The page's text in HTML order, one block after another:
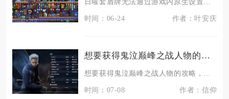
时间：06-24 作者：叶安庆
想要获得鬼泣巅峰之战人物的攻略是什么
时间：07-08 作者：信仰